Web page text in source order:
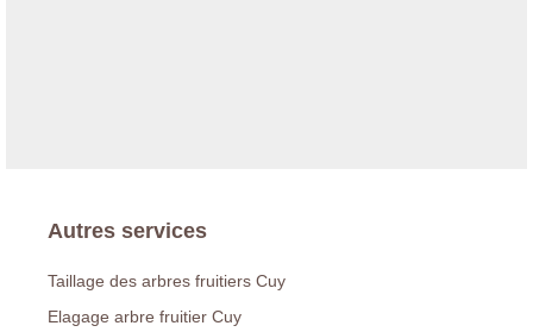
Autres services
Taillage des arbres fruitiers Cuy
Elagage arbre fruitier Cuy